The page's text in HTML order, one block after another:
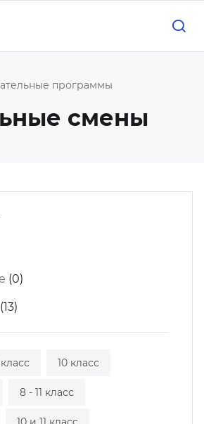
программы
смены
(0)
(13)
10 класс
8 - 11 класс